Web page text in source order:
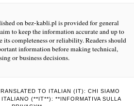
on bez-kabli.pl is provided for general
to keep the information accurate and up to
its completeness or reliability. Readers should
information before making technical,
or business decisions.
TO ITALIAN (IT): CHI SIAMO
(**IT**): **INFORMATIVA SULLA